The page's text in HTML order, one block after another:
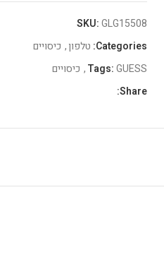
SKU:GLG15508
Categories: טלפון, כיסויים
Tags:GUESS
, כיסויים
Share: